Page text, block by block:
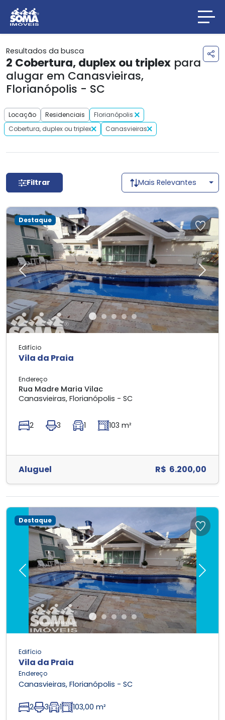
Resultados da busca
2 Cobertura, duplex ou triplex para
alugar em Canasvieiras,
Florianópolis - SC
Locação Residenciais
Florianópolis
Cobertura, duplex ou triplex
Canasvieiras
Filtrar Mais Relevantes
Previous Next
Destaque
Edifício
Vila da Praia
Endereço
Rua Madre Maria Vilac
Canasvieiras, Florianópolis - SC
2 3 1 103 m²
Aluguel R$ 6.200,00
Previous Next
Destaque
Edifício
Vila da Praia
Endereço
Canasvieiras, Florianópolis - SC
2 3 1 103,00 m²